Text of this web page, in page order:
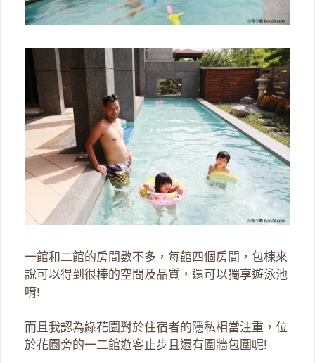
一館和二館的房間數不多，每館四個房間，包棟來
說可以得到很棒的空間及品質，還可以獨享遊泳池
唷!
而且我認為綠花園對於住宿者的隱私相當注重，位
於花園旁的一二館遊客止步且還有圍牆包圍呢!